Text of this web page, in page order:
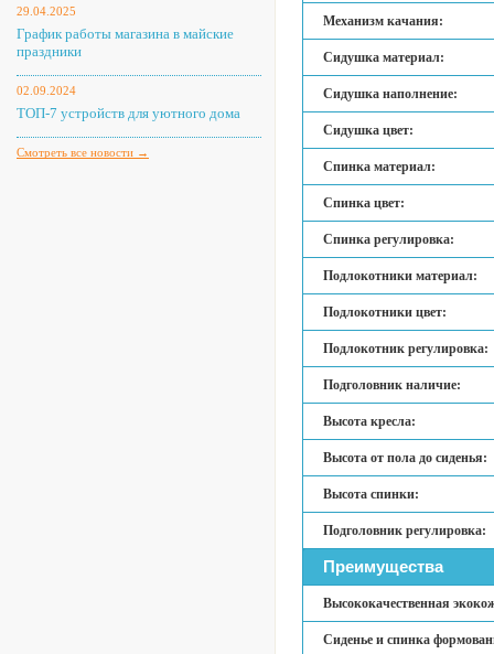
29.04.2025
График работы магазина в майские
праздники
02.09.2024
ТОП-7 устройств для уютного дома
Смотреть все новости →
Механизм качания:
Сидушка материал:
Сидушка наполнение:
Сидушка цвет:
Спинка материал:
Спинка цвет:
Спинка регулировка:
Подлокотники материал:
Подлокотники цвет:
Подлокотник регулировка:
Подголовник наличие:
Высота кресла:
Высота от пола до сиденья:
Высота спинки:
Подголовник регулировка:
Преимущества
Высококачественная
Сиденье и спинка